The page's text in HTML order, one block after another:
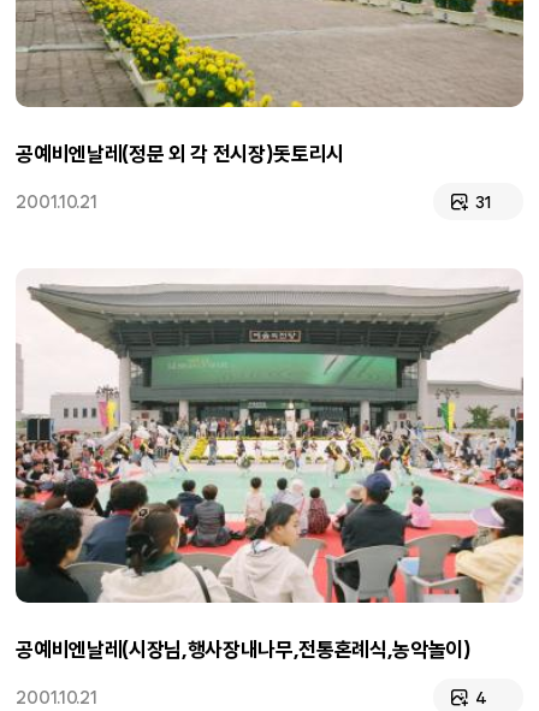
공예비엔날레(정문 외 각 전시장)돗토리시
2001.10.21 31
공예비엔날레(시장님,행사장내나무,전통혼례식,농악놀이)
2001.10.21 4